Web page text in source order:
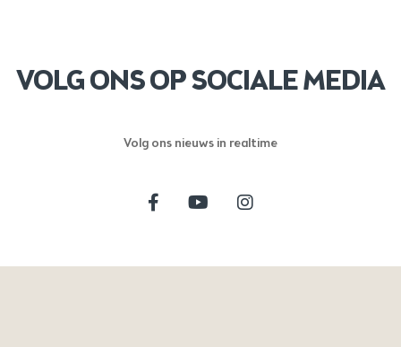
VOLG ONS OP SOCIALE MEDIA
Volg ons nieuws in realtime